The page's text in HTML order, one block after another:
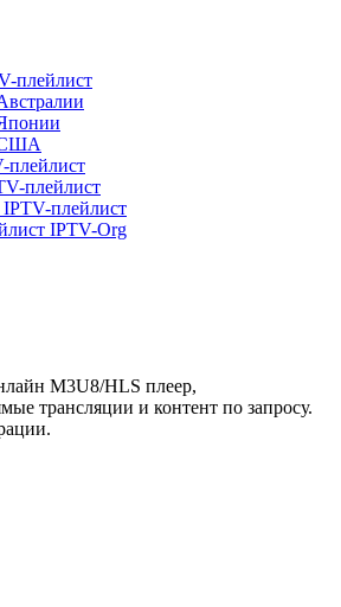
плейлист
США
плейлист
плейлист
плейлист
IPTV-Org
M3U8/HLS плеер,
трансляции и контент по запросу.